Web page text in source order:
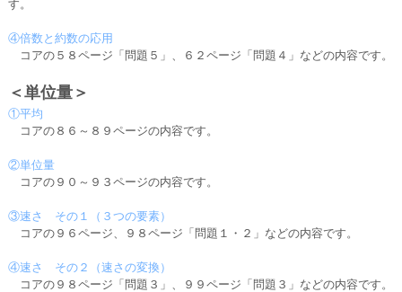
す。
④倍数と約数の応用
コアの５８ページ「問題５」、６２ページ「問題４」などの内容です。
＜単位量＞
①平均
コアの８６～８９ページの内容です。
②単位量
コアの９０～９３ページの内容です。
③速さ その１（３つの要素）
コアの９６ページ、９８ページ「問題１・２」などの内容です。
④速さ その２（速さの変換）
コアの９８ページ「問題３」、９９ページ「問題３」などの内容です。